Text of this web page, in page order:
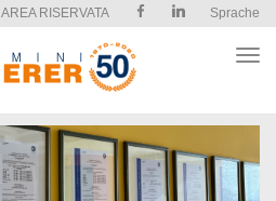
AREA RISERVATA Sprache
Apri